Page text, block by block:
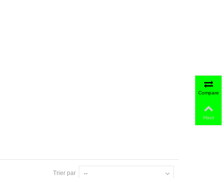
Trier par --
Comparer
Haut